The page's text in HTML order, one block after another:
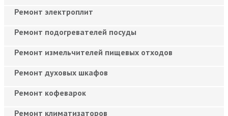
Ремонт электроплит
Ремонт подогревателей посуды
Ремонт измельчителей пищевых отходов
Ремонт духовых шкафов
Ремонт кофеварок
Ремонт климатизаторов